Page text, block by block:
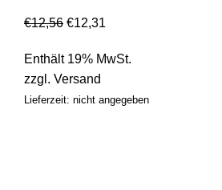
€12,56 €12,31
Enthält 19% MwSt.
zzgl. Versand
Lieferzeit: nicht angegeben